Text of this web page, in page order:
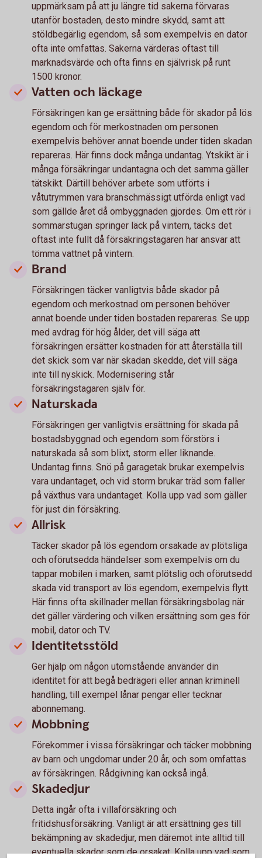
uppmärksam på att ju längre tid sakerna förvaras
utanför bostaden, desto mindre skydd, samt att
stöldbegärlig egendom, så som exempelvis en dator
ofta inte omfattas. Sakerna värderas oftast till
marknadsvärde och ofta finns en självrisk på runt
1500 kronor.
Vatten och läckage
Försäkringen kan ge ersättning både för skador på lös
egendom och för merkostnaden om personen
exempelvis behöver annat boende under tiden skadan
repareras. Här finns dock många undantag. Ytskikt är i
många försäkringar undantagna och det samma gäller
tätskikt. Därtill behöver arbete som utförts i
våtutrymmen vara branschmässigt utförda enligt vad
som gällde året då ombyggnaden gjordes. Om ett rör i
sommarstugan springer läck på vintern, täcks det
oftast inte fullt då försäkringstagaren har ansvar att
tömma vattnet på vintern.
Brand
Försäkringen täcker vanligtvis både skador på
egendom och merkostnad om personen behöver
annat boende under tiden bostaden repareras. Se upp
med avdrag för hög ålder, det vill säga att
försäkringen ersätter kostnaden för att återställa till
det skick som var när skadan skedde, det vill säga
inte till nyskick. Modernisering står
försäkringstagaren själv för.
Naturskada
Försäkringen ger vanligtvis ersättning för skada på
bostadsbyggnad och egendom som förstörs i
naturskada så som blixt, storm eller liknande.
Undantag finns. Snö på garagetak brukar exempelvis
vara undantaget, och vid storm brukar träd som faller
på växthus vara undantaget. Kolla upp vad som gäller
för just din försäkring.
Allrisk
Täcker skador på lös egendom orsakade av plötsliga
och oförutsedda händelser som exempelvis om du
tappar mobilen i marken, samt plötslig och oförutsedd
skada vid transport av lös egendom, exempelvis flytt.
Här finns ofta skillnader mellan försäkringsbolag när
det gäller värdering och vilken ersättning som ges för
mobil, dator och TV.
Identitetsstöld
Ger hjälp om någon utomstående använder din
identitet för att begå bedrägeri eller annan kriminell
handling, till exempel lånar pengar eller tecknar
abonnemang.
Mobbning
Förekommer i vissa försäkringar och täcker mobbning
av barn och ungdomar under 20 år, och som omfattas
av försäkringen. Rådgivning kan också ingå.
Skadedjur
Detta ingår ofta i villaförsäkring och
fritidshusförsäkring. Vanligt är att ersättning ges till
bekämpning av skadedjur, men däremot inte alltid till
eventuella skador som de orsakat. Kolla upp vad som